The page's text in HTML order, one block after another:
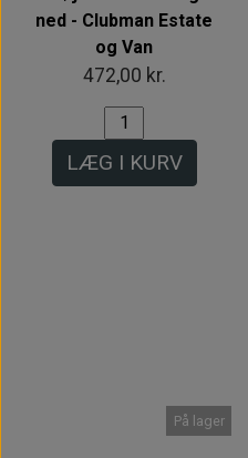
ned - Clubman Estate
og Van
472,00 kr.
LÆG I KURV
På lager